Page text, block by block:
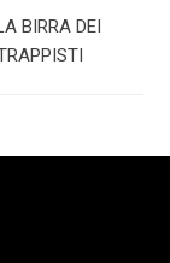
BIRRA DEI